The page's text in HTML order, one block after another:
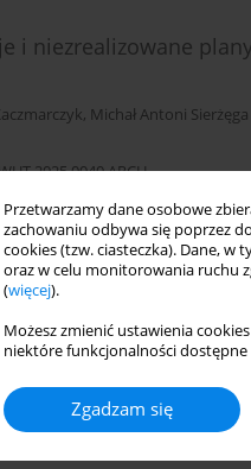
Przetwarzamy dane osobowe
zachowaniu odbywa się poprzez
cookies (tzw. ciasteczka). Dane, w
oraz w celu monitorowania ruchu
(więcej).
Możesz zmienić ustawienia
niektóre funkcjonalności
Zgadzam się
i niezrealizowane
, Michał Antoni Sierżęga
(PDF)